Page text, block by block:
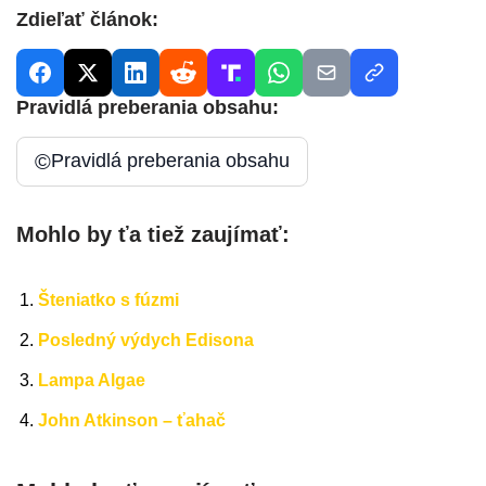
Zdieľať článok:
Pravidlá preberania obsahu:
©Pravidlá preberania obsahu
Mohlo by ťa tiež zaujímať:
Šteniatko s fúzmi
Posledný výdych Edisona
Lampa Algae
John Atkinson – ťahač